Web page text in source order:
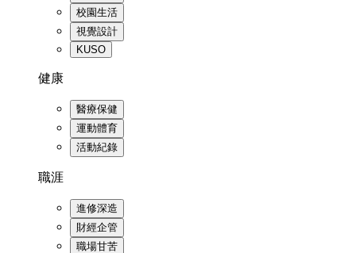
校園生活
視覺設計
KUSO
健康
醫療保健
運動體育
活動紀錄
職涯
進修深造
財經企管
職場甘苦